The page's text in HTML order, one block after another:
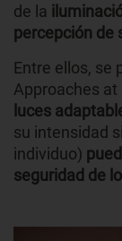
de la
percepción de
Entre ellos, se
Approaches at
luces
su intensidad
individuo)
seguridad de